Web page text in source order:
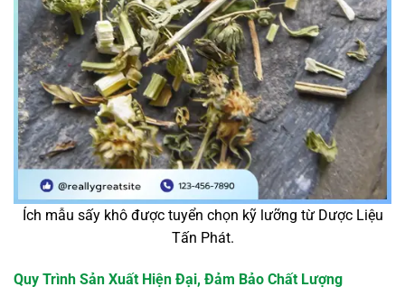
Ích mẫu sấy khô được tuyển chọn kỹ lưỡng từ Dược Liệu
Tấn Phát.
Quy Trình Sản Xuất Hiện Đại, Đảm Bảo Chất Lượng